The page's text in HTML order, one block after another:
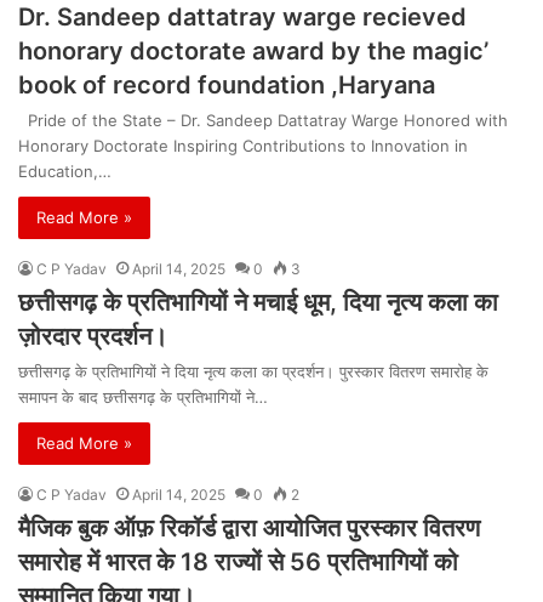
Dr. Sandeep dattatray warge recieved
honorary doctorate award by the magic’
book of record foundation ,Haryana
Pride of the State – Dr. Sandeep Dattatray Warge Honored with
Honorary Doctorate Inspiring Contributions to Innovation in
Education,…
Read More »
C P Yadav April 14, 2025 0 3
छत्तीसगढ़ के प्रतिभागियों ने मचाई धूम, दिया नृत्य कला का
ज़ोरदार प्रदर्शन।
छत्तीसगढ़ के प्रतिभागियों ने दिया नृत्य कला का प्रदर्शन। पुरस्कार वितरण समारोह के
समापन के बाद छत्तीसगढ़ के प्रतिभागियों ने…
Read More »
C P Yadav April 14, 2025 0 2
मैजिक बुक ऑफ़ रिकॉर्ड द्वारा आयोजित पुरस्कार वितरण
समारोह में भारत के 18 राज्यों से 56 प्रतिभागियों को
सम्मानित किया गया।